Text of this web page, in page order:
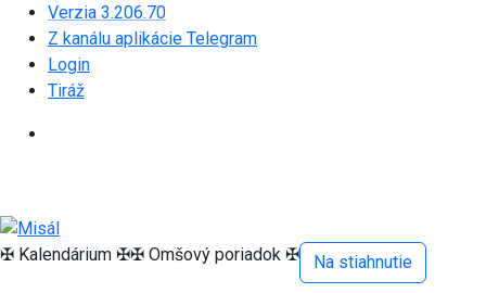
Verzia 3.206.70
Z kanálu aplikácie Telegram
Login
Tiráž
✠ Kalendárium ✠✠ Omšový poriadok ✠ Na stiahnutie